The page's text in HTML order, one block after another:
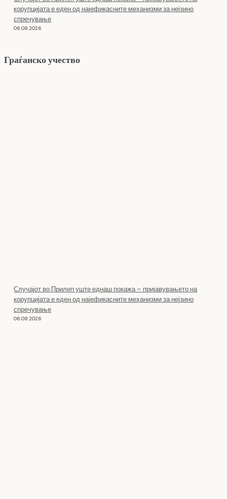
корупцијата е еден од најефикасните механизми за нејзино
спречување
06.08.2026
Граѓанско учество
Случајот во Прилеп уште еднаш покажа – пријавувањето на
корупцијата е еден од најефикасните механизми за нејзино
спречување
06.08.2026